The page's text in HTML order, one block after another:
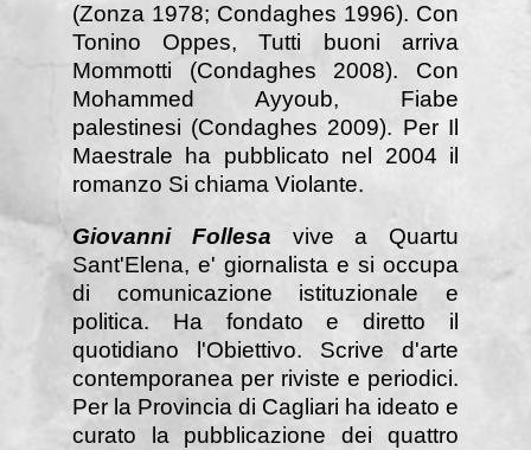
(Zonza 1978; Condaghes 1996). Con
Tonino Oppes, Tutti buoni arriva
Mommotti (Condaghes 2008). Con
Mohammed Ayyoub, Fiabe
palestinesi (Condaghes 2009). Per Il
Maestrale ha pubblicato nel 2004 il
romanzo Si chiama Violante.
Giovanni Follesa vive a Quartu
Sant'Elena, e' giornalista e si occupa
di comunicazione istituzionale e
politica. Ha fondato e diretto il
quotidiano l'Obiettivo. Scrive d'arte
contemporanea per riviste e periodici.
Per la Provincia di Cagliari ha ideato e
curato la pubblicazione dei quattro